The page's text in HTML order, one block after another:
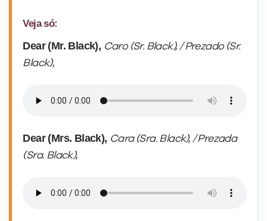
Veja só:
Dear (Mr. Black), Caro (Sr. Black), / Prezado (Sr.
Black),
Dear (Mrs. Black), Cara (Sra. Black), / Prezada
(Sra. Black),